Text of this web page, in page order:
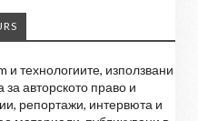
технологиите, използвани
за авторското право и
репортажи, интервюта и